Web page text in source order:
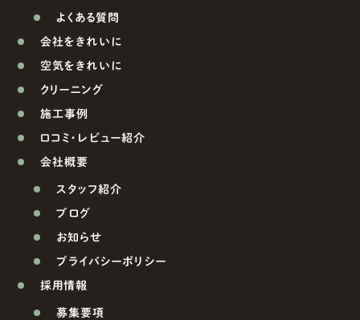
よくある質問
会社をきれいに
空気をきれいに
クリーニング
施工事例
口コミ・レビュー紹介
会社概要
スタッフ紹介
ブログ
お知らせ
プライバシーポリシー
採用情報
募集要項